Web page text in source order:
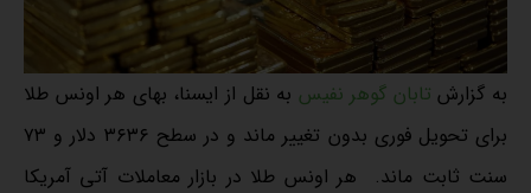
به گزارش تابان گوهر نفیس به نقل از ایسنا، بهای هر اونس طلا
برای تحویل فوری بدون تغییر ماند و در سطح ۳۶۳۶ دلار و ۷۳
سنت ثابت ماند. هر اونس طلا در بازار معاملات آتی آمریکا